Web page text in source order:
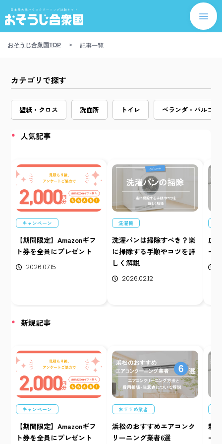
おそうじ合衆国TOP > 記事一覧
カテゴリで探す
壁紙・クロス 洗面所 トイレ ベランダ・バルコニ
人気記事
キャンペーン
【期間限定】Amazonギフ
ト券を全員にプレゼント
2026.07.15
洗濯機
洗濯パンは掃除すべき？楽
に掃除する手順やコツを詳
しく解説
2026.02.12
広
ー
新規記事
キャンペーン
【期間限定】Amazonギフ
ト券を全員にプレゼント
おすすめ業者
浜松のおすすめエアコンク
リーニング業者6選
新
ー